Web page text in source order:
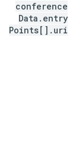
conference
Data . entry
Points[] . uri